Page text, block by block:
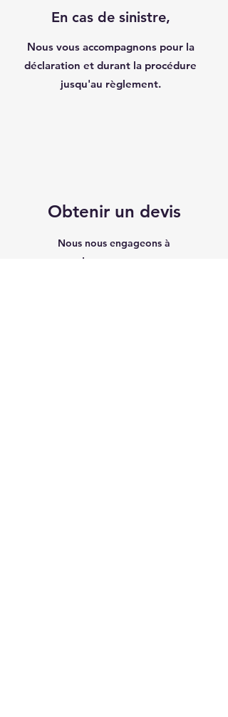
En cas de sinistre,
Nous vous accompagnons pour la
déclaration et durant la procédure
jusqu'au règlement.
Obtenir un devis
Nous nous engageons à
reprendre contact avec vous